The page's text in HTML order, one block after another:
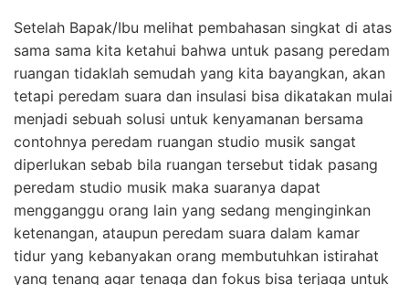
Setelah Bapak/Ibu melihat pembahasan singkat di atas
sama sama kita ketahui bahwa untuk pasang peredam
ruangan tidaklah semudah yang kita bayangkan, akan
tetapi peredam suara dan insulasi bisa dikatakan mulai
menjadi sebuah solusi untuk kenyamanan bersama
contohnya peredam ruangan studio musik sangat
diperlukan sebab bila ruangan tersebut tidak pasang
peredam studio musik maka suaranya dapat
mengganggu orang lain yang sedang menginginkan
ketenangan, ataupun peredam suara dalam kamar
tidur yang kebanyakan orang membutuhkan istirahat
yang tenang agar tenaga dan fokus bisa terjaga untuk